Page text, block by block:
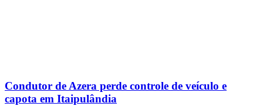
Condutor de Azera perde controle de veículo e
capota em Itaipulândia